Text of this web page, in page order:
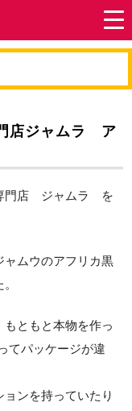
店ジャムラ ア
門店 ジャムラ を
ャムウのアフリカ黒
ともと本物を作っ
てパッケージが違
ンを持っていたり